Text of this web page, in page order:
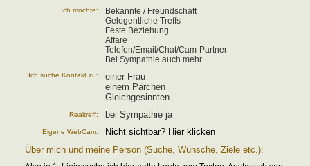
Ich möchte:
Bekannte / Freundschaft
Gelegentliche Treffs
Feste Beziehung
Affäre
Telefon/Email/Chat/Cam-Partner
Bei Sympathie auch mehr
Ich suche Kontakt zu:
einer Frau
einem Pärchen
Gleichgesinnten
Realtreff: bei Sympathie ja
Eigene WebCam:
Nicht sichtbar? Hier klicken
Über mich und meine Person (Suche, Wünsche, Ziele etc.):